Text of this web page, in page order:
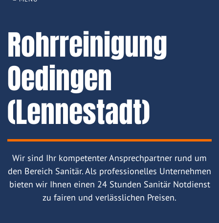
Rohrreinigung
Oedingen
(Lennestadt)
Wir sind Ihr kompetenter Ansprechpartner rund um
den Bereich Sanitär. Als professionelles Unternehmen
bieten wir Ihnen einen 24 Stunden Sanitär Notdienst
zu fairen und verlässlichen Preisen.